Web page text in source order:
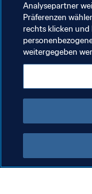
Verwandte
Verwandte
Germany
Analysepartner
Präferenzen
rechts klicken und
weitergegeben